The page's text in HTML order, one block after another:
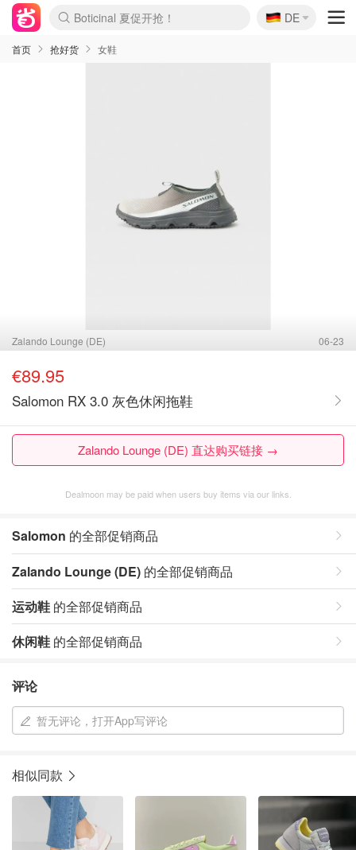
Boticinal 夏促开抢！
4折！lulu周四疯狂上新
还没结束！&OtherStories大促
Joybuy变相75折 随时失效
速领！Stanley独家85折
疑似霸哥！Camper额外叠85折
Zalando 奥莱闪促！每日更新
Moncler反季囤！5折起+叠9折
Coach Brooklyn仅€192
🇩🇪
DE
首页 抢好货 女鞋
Zalando Lounge (DE) 06-23
€89.95
Salomon RX 3.0 灰色休闲拖鞋
Zalando Lounge (DE) 直达购买链接 →
Dealmoon may be paid when users buy items via our links.
Salomon 的全部促销商品
Zalando Lounge (DE) 的全部促销商品
运动鞋 的全部促销商品
休闲鞋 的全部促销商品
评论
暂无评论，打开App写评论
相似同款